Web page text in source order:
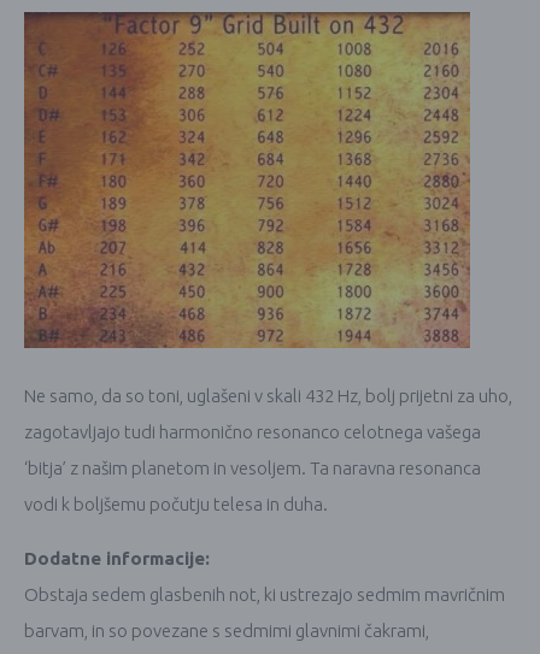
Ne samo, da so toni, uglašeni v skali 432 Hz, bolj prijetni za uho,
zagotavljajo tudi harmonično resonanco celotnega vašega
‘bitja’ z našim planetom in vesoljem. Ta naravna resonanca
vodi k boljšemu počutju telesa in duha.
Dodatne informacije:
Obstaja sedem glasbenih not, ki ustrezajo sedmim mavričnim
barvam, in so povezane s sedmimi glavnimi čakrami,